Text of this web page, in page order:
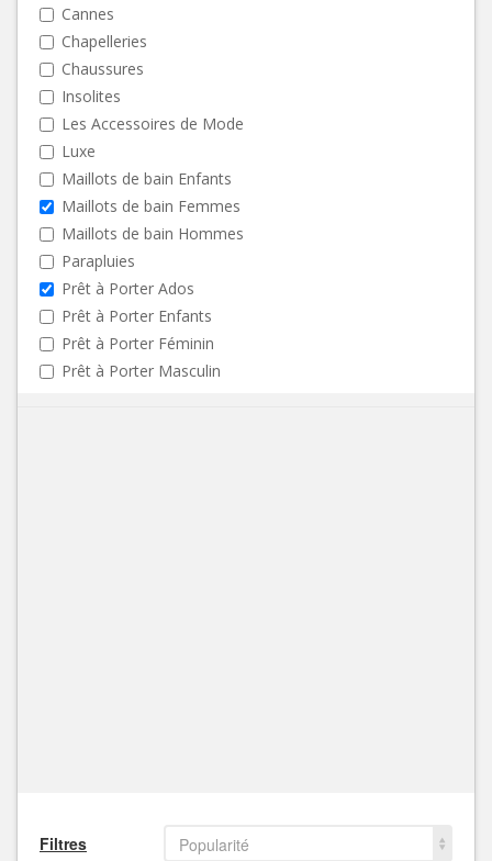
Cannes
Chapelleries
Chaussures
Insolites
Les Accessoires de Mode
Luxe
Maillots de bain Enfants
Maillots de bain Femmes
Maillots de bain Hommes
Parapluies
Prêt à Porter Ados
Prêt à Porter Enfants
Prêt à Porter Féminin
Prêt à Porter Masculin
Filtres Popularité